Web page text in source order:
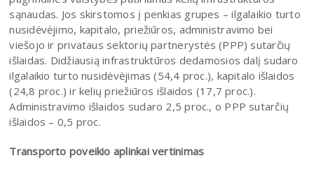
sąnaudas. Jos skirstomos į penkias grupes – ilgalaikio turto
nusidėvėjimo, kapitalo, priežiūros, administravimo bei
viešojo ir privataus sektorių partnerystės (PPP) sutarčių
išlaidas. Didžiausią infrastruktūros dedamosios dalį sudaro
ilgalaikio turto nusidėvėjimas (54,4 proc.), kapitalo išlaidos
(24,8 proc.) ir kelių priežiūros išlaidos (17,7 proc.).
Administravimo išlaidos sudaro 2,5 proc., o PPP sutarčių
išlaidos – 0,5 proc.
Transporto poveikio aplinkai vertinimas